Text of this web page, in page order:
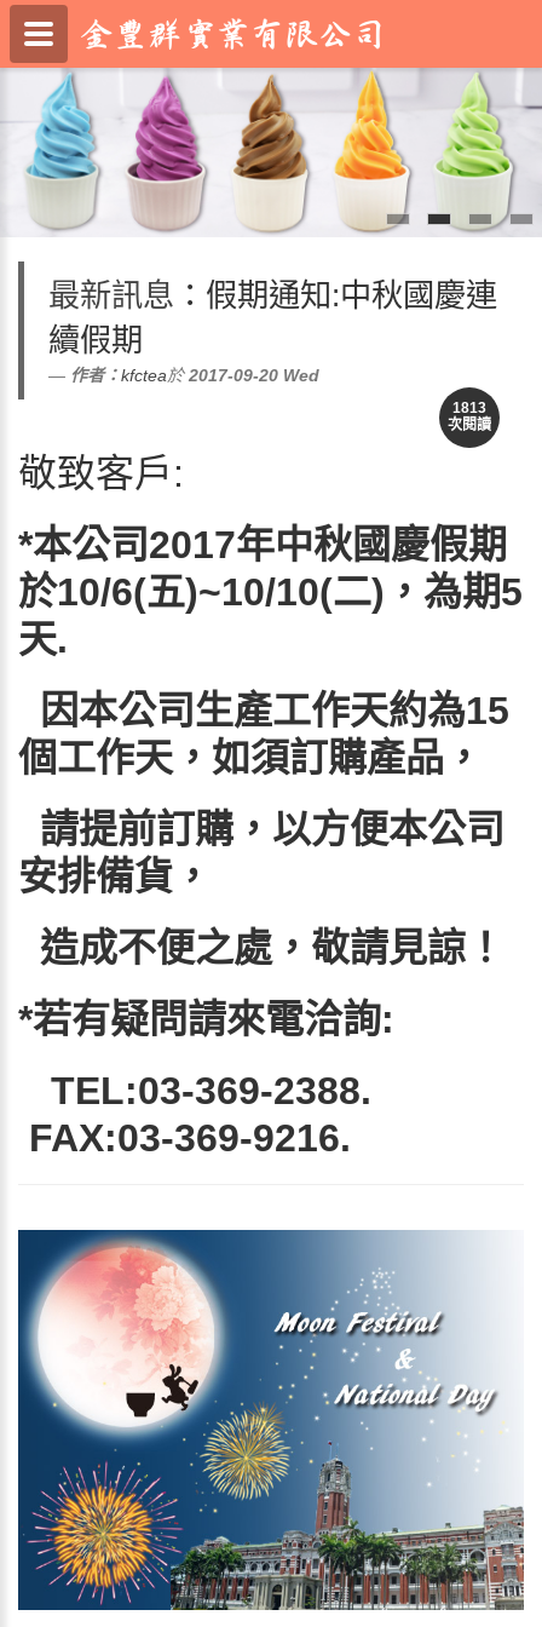
最新訊息 ：假期通知:中秋國慶連
續假期
作者：kfctea於2017-09-20 Wed
1813
次閱讀
敬致客戶:
*本公司2017年中秋國慶假期
於10/6(五)~10/10(二) ，為期5
天.
因本公司生產工作天約為15
個工作天，如須訂購產品，
請提前訂購，以方便本公司
安排備貨，
造成不便之處，敬請見諒！
*若有疑問請來電洽詢:
TEL:03-369-2388.
FAX:03-369-9216.